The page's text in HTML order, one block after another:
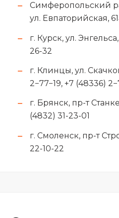
Симферопольский
ул. Евпаторийская,
г. Курск, ул.
26-32
г. Клинцы, ул.
2−77−19, +7 (48336)
г. Брянск, пр-т
(4832) 31-23-01
г. Смоленск, пр-т
22-10-22